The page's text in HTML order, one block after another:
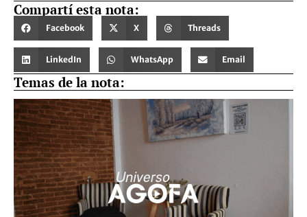
Compartí esta nota:
Facebook X Threads
LinkedIn WhatsApp Email
Temas de la nota: